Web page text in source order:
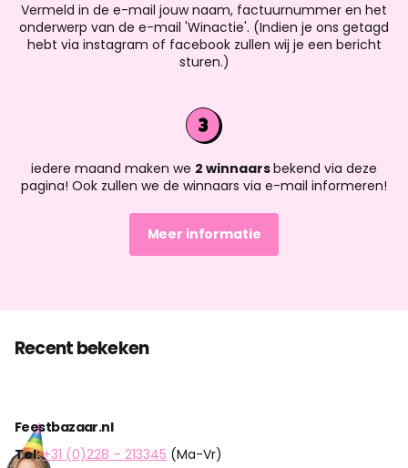
Vermeld in de e-mail jouw naam, factuurnummer en het
onderwerp van de e-mail 'Winactie'. (Indien je ons getagd
hebt via instagram of facebook zullen wij je een bericht
sturen.)
iedere maand maken we 2 winnaarsbekend via deze
pagina! Ook zullen we de winnaars via e-mail informeren!
Meer informatie
Recent bekeken
Feestbazaar.nl
Tel:+31 (0)228 – 213345 (Ma-Vr)